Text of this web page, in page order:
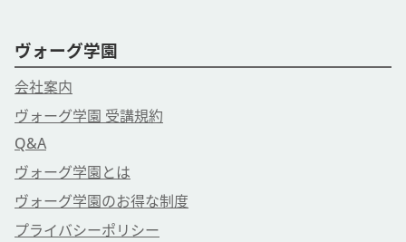
ヴォーグ学園
会社案内
ヴォーグ学園 受講規約
Q&A
ヴォーグ学園とは
ヴォーグ学園のお得な制度
プライバシーポリシー